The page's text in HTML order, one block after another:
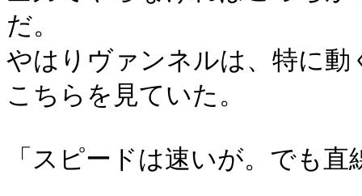
だ。
やはりヴァンネルは、特に
こちらを見ていた。
「スピードは速いが。でも